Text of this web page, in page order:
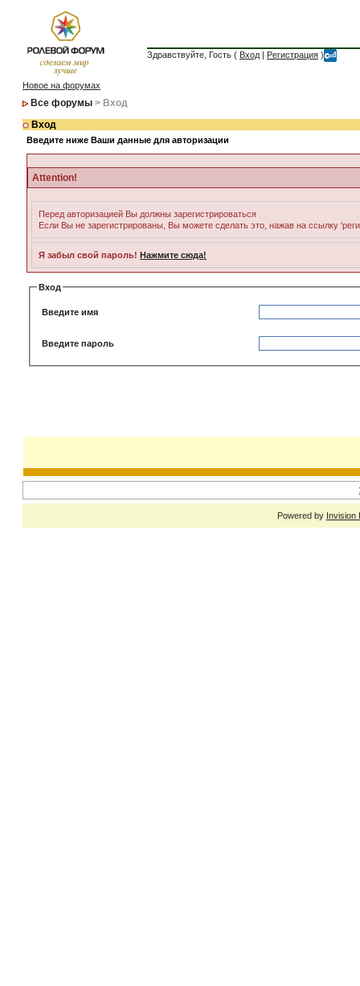
Здравствуйте, Гость ( Вход | Регистрация )
Новое на форумах
Все форумы > Вход
Вход
Введите ниже Ваши данные для авторизации
Attention!
Перед авторизацией Вы должны зарегистрироваться
Если Вы не зарегистрированы, Вы можете сделать это, нажав на ссылку
Я забыл свой пароль! Нажмите сюда!
Вход
Введите имя
Введите пароль
Powered by Invision